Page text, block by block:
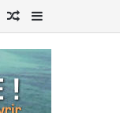
Article Aléatoire
Sidebar